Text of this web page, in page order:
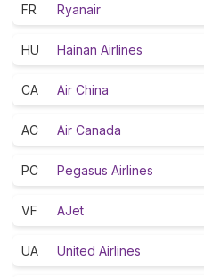
FR Ryanair
HU Hainan Airlines
CA Air China
AC Air Canada
PC Pegasus Airlines
VF AJet
UA United Airlines